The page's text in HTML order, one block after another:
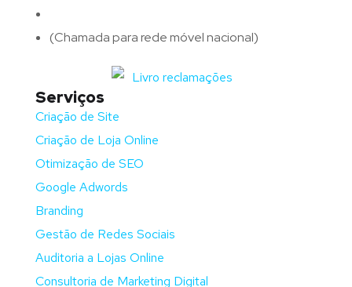
(Chamada para rede móvel nacional)
Serviços
Criação de Site
Criação de Loja Online
Otimização de SEO
Google Adwords
Branding
Gestão de Redes Sociais
Auditoria a Lojas Online
Consultoria de Marketing Digital